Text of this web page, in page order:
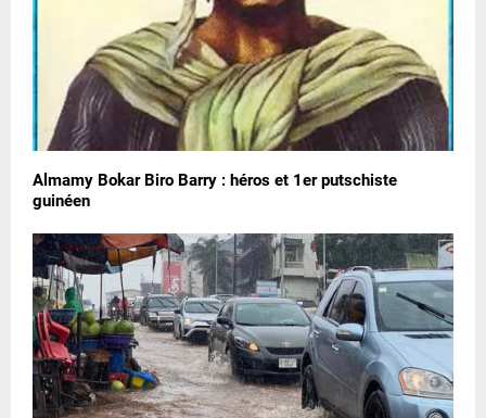
Almamy Bokar Biro Barry : héros et 1er putschiste
guinéen